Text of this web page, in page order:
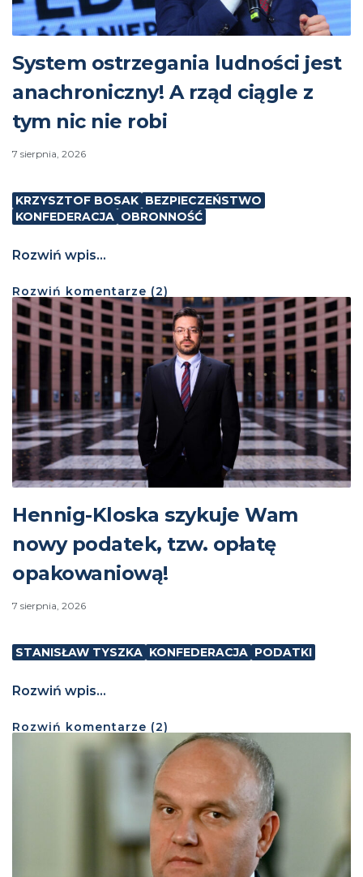
System ostrzegania ludności jest
anachroniczny! A rząd ciągle z
tym nic nie robi
7 sierpnia, 2026
KRZYSZTOF BOSAK BEZPIECZEŃSTWO
KONFEDERACJA OBRONNOŚĆ
Rozwiń wpis...
Rozwiń komentarze (2)
Hennig-Kloska szykuje Wam
nowy podatek, tzw. opłatę
opakowaniową!
7 sierpnia, 2026
STANISŁAW TYSZKA KONFEDERACJA PODATKI
Rozwiń wpis...
Rozwiń komentarze (2)